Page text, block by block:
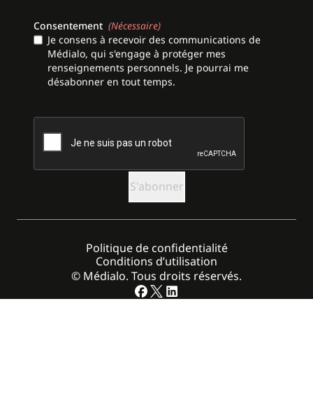
Consentement (Nécessaire)
Je consens à recevoir des communications de
Médialo, qui s'engage à protéger mes
renseignements personnels. Je pourrai me
désabonner en tout temps.
CAPTCHA
© Médialo. Tous droits réservés.
Politique de confidentialité
Conditions d’utilisation